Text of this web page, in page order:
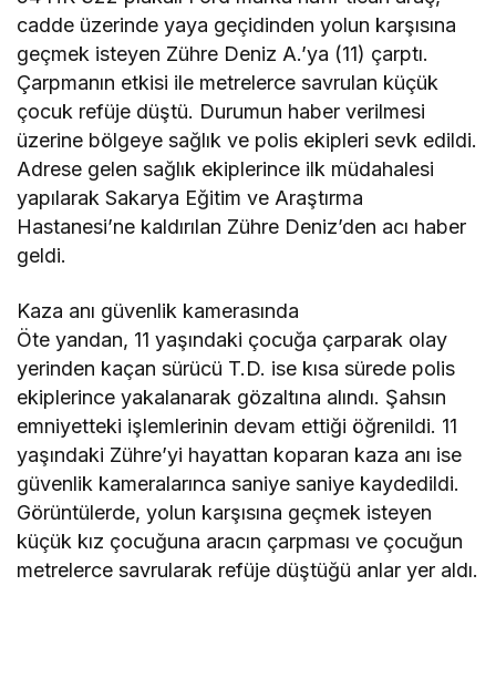
cadde üzerinde yaya geçidinden yolun karşısına
geçmek isteyen Zühre Deniz A.’ya (11) çarptı.
Çarpmanın etkisi ile metrelerce savrulan küçük
çocuk refüje düştü. Durumun haber verilmesi
üzerine bölgeye sağlık ve polis ekipleri sevk edildi.
Adrese gelen sağlık ekiplerince ilk müdahalesi
yapılarak Sakarya Eğitim ve Araştırma
Hastanesi’ne kaldırılan Zühre Deniz’den acı haber
geldi.
Kaza anı güvenlik kamerasında
Öte yandan, 11 yaşındaki çocuğa çarparak olay
yerinden kaçan sürücü T.D. ise kısa sürede polis
ekiplerince yakalanarak gözaltına alındı. Şahsın
emniyetteki işlemlerinin devam ettiği öğrenildi. 11
yaşındaki Zühre’yi hayattan koparan kaza anı ise
güvenlik kameralarınca saniye saniye kaydedildi.
Görüntülerde, yolun karşısına geçmek isteyen
küçük kız çocuğuna aracın çarpması ve çocuğun
metrelerce savrularak refüje düştüğü anlar yer aldı.